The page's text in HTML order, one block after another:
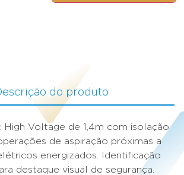
do produto
High Voltage de 1,4m com isolação
de aspiração próximas a
energizados. Identificação
destaque visual de segurança.